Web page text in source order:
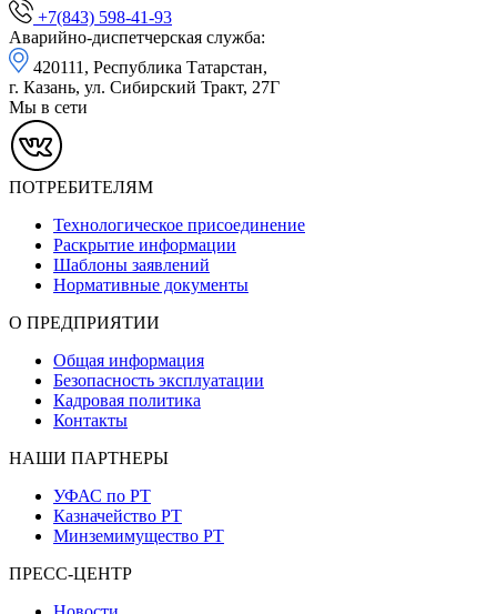
+7(843) 598-41-93
Аварийно-диспетчерская служба:
420111, Республика Татарстан,
г. Казань, ул. Сибирский Тракт, 27Г
Мы в сети
ПОТРЕБИТЕЛЯМ
Технологическое присоединение
Раскрытие информации
Шаблоны заявлений
Нормативные документы
О ПРЕДПРИЯТИИ
Общая информация
Безопасность эксплуатации
Кадровая политика
Контакты
НАШИ ПАРТНЕРЫ
УФАС по РТ
Казначейство РТ
Минземимущество РТ
ПРЕСС-ЦЕНТР